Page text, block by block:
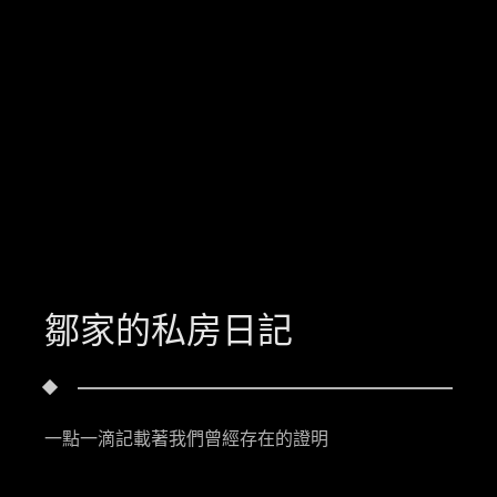
鄒家的私房日記
一點一滴記載著我們曾經存在的證明